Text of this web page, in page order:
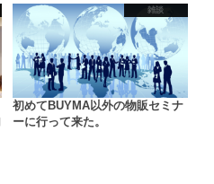
雑談
初めてBUYMA以外の物販セミナ
ーに行って来た。